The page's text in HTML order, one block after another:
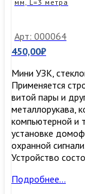
мм, L=3 метра
Арт: 000064
450,00₽
Мини УЗК,
Применяется
витой пары и
металлорукава,
компьютерной и
установке
охранной
Устройство
Мини-
Подробнее…